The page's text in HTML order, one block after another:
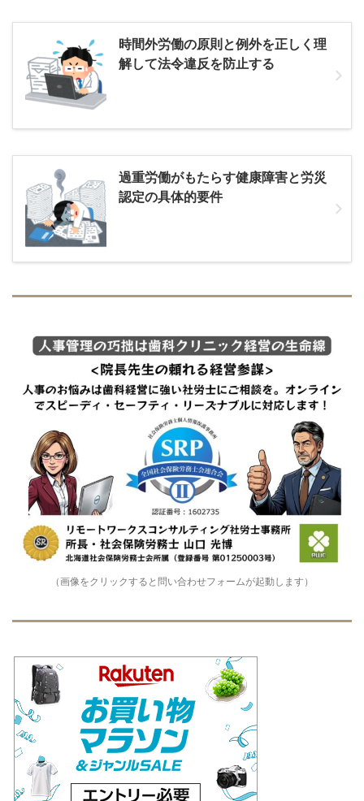
時間外労働の原則と例外を正しく理
解して法令違反を防止する
過重労働がもたらす健康障害と労災
認定の具体的要件
（画像をクリックすると問い合わせフォームが起動します）